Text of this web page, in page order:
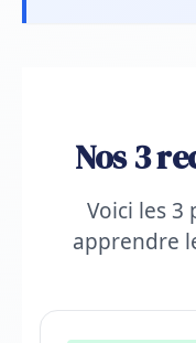
Nos 3
Voici les 3
apprendre